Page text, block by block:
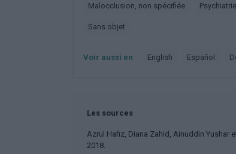
Malocclusion, non spécifiée Psychiatrie
Sans objet
Voir aussi en english español
Les sources
Azrul Hafiz, Diana Zahid, Ainuddin Yushar
2018.